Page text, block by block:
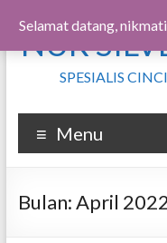
Skip
content
NUR
SPESIALIS
Menu
Bulan:April
Selamat datang,